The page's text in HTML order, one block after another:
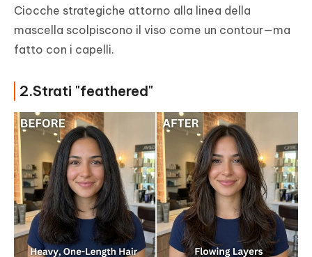
Ciocche strategiche attorno alla linea della
mascella scolpiscono il viso come un contour—ma
fatto con i capelli.
2.Strati "feathered"